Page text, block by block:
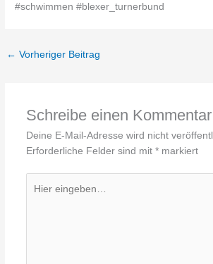
← Vorheriger Beitrag
Schreibe einen Kommentar
Deine E-Mail-Adresse wird nicht
Erforderliche Felder sind mit *markiert
eingeben…